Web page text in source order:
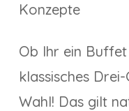
Konzepte
Ob Ihr ein
klassisches
Wahl! Das gilt